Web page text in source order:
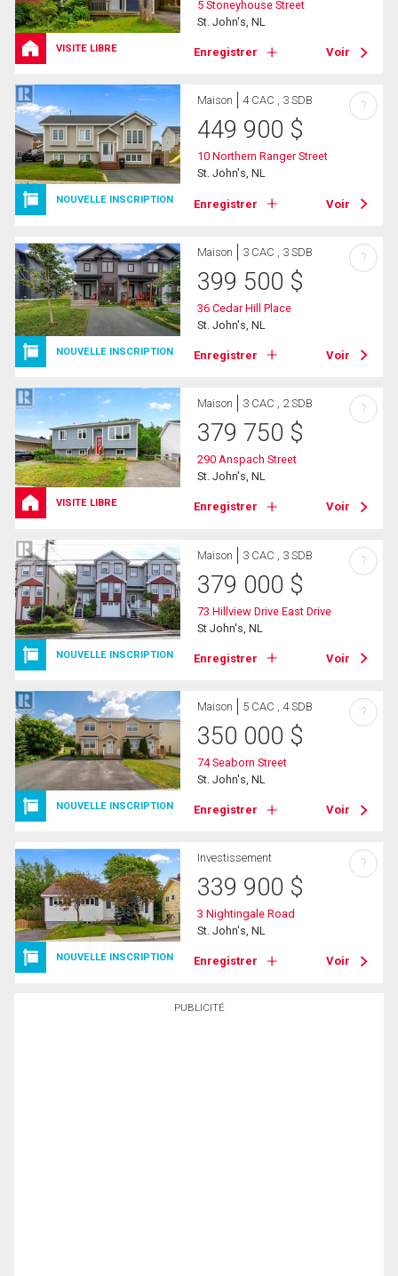
PUBLICITÉ
VISITE LIBRE
5 Stoneyhouse Street
St. John's, NL
Enregistrer Voir
NOUVELLE INSCRIPTION
Maison 4 CAC , 3 SDB
449 900 $
10 Northern Ranger Street
St. John's, NL
Enregistrer Voir
?
NOUVELLE INSCRIPTION
Maison 3 CAC , 3 SDB
399 500 $
36 Cedar Hill Place
St. John's, NL
Enregistrer Voir
?
VISITE LIBRE
Maison 3 CAC , 2 SDB
379 750 $
290 Anspach Street
St. John's, NL
Enregistrer Voir
?
NOUVELLE INSCRIPTION
Maison 3 CAC , 3 SDB
379 000 $
73 Hillview Drive East Drive
St John's, NL
Enregistrer Voir
?
NOUVELLE INSCRIPTION
Maison 5 CAC , 4 SDB
350 000 $
74 Seaborn Street
St. John's, NL
Enregistrer Voir
?
NOUVELLE INSCRIPTION
Investissement
339 900 $
3 Nightingale Road
St. John's, NL
Enregistrer Voir
?